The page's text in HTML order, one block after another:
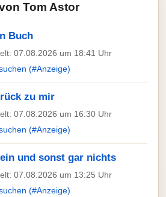
Tom Astor
Buch
07.08.2026 um 18:41 Uhr
(#Anzeige)
zu mir
07.08.2026 um 16:30 Uhr
(#Anzeige)
und sonst gar nichts
07.08.2026 um 13:25 Uhr
(#Anzeige)